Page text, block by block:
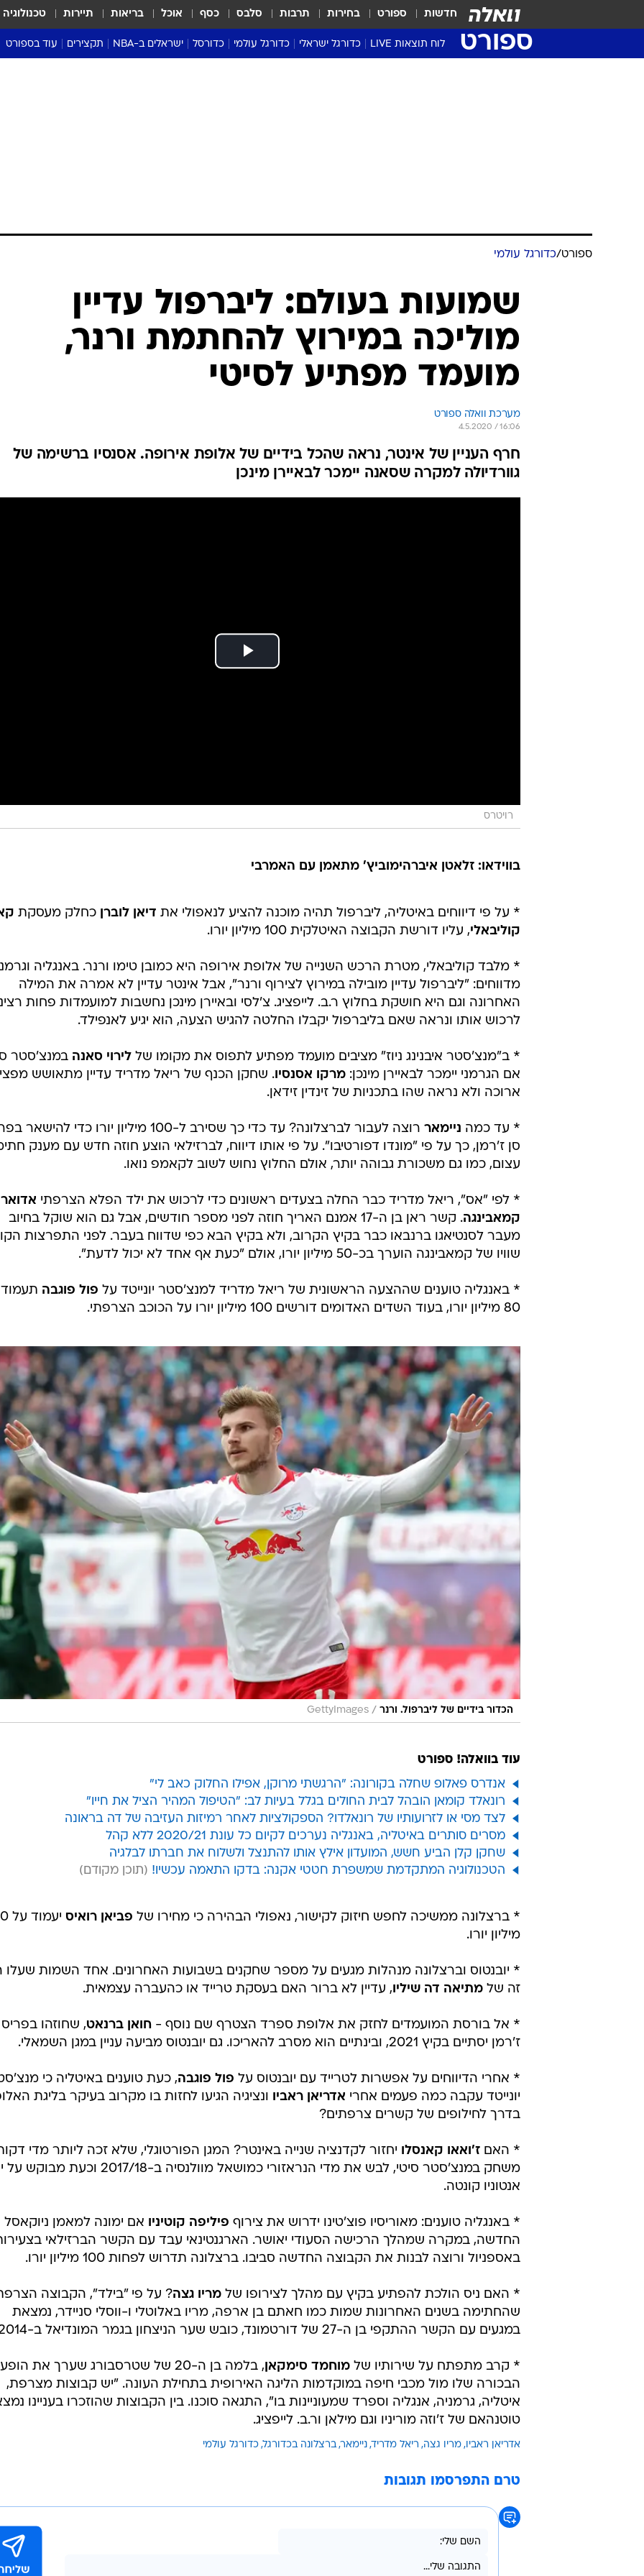
חדשות ספורט בחירות תרבות סלבס כסף אוכל בריאות תיירות טכנולוגיה
ספורט לוח תוצאות LIVE כדורגל ישראלי כדורגל עולמי כדורסל ישראלים ב-NBA תקצירים עוד בספורט
ספורט/כדורגל עולמי
שמועות בעולם: ליברפול עדיין
מוליכה במירוץ להחתמת ורנר,
מועמד מפתיע לסיטי
מערכת וואלה ספורט
4.5.2020 / 16:06
חרף העניין של אינטר, נראה שהכל בידיים של אלופת אירופה. אסנסיו ברשימה של
גוורדיולה למקרה שסאנה יימכר לבאיירן מינכן
רויטרס
בווידאו: זלאטן איברהימוביץ' מתאמן עם האמרבי
* על פי דיווחים באיטליה, ליברפול תהיה מוכנה להציע לנאפולי את דיאן לוברן כחלק מעסקת
קוליבאלי, עליו דורשת הקבוצה האיטלקית 100 מיליון יורו.
* מלבד קוליבאלי, מטרת הרכש השנייה של אלופת אירופה היא כמובן טימו ורנר. באנגליה
מדווחים: "ליברפול עדיין מובילה במירוץ לצירוף ורנר", אבל אינטר עדיין לא אמרה את המילה
האחרונה וגם היא חושקת בחלוץ ר.ב. לייפציג. צ'לסי ובאיירן מינכן נחשבות למועמדות פחות
לרכוש אותו ונראה שאם בליברפול יקבלו החלטה להגיש הצעה, הוא יגיע לאנפילד.
* ב"מנצ'סטר איבנינג ניוז" מציבים מועמד מפתיע לתפוס את מקומו של לירוי סאנה במנצ'סטר
אם הגרמני יימכר לבאיירן מינכן: מרקו אסנסיו. שחקן הכנף של ריאל מדריד עדיין מתאושש
ארוכה ולא נראה שהו בתכניות של זינדין זידאן.
* עד כמה ניימאר
רוצה לעבור לברצלונה? עד כדי כך שסירב ל-100 מיליון יורו כדי
סן ז'רמן, כך על פי "מונדו דפורטיבו". על פי אותו דיווח, לברזילאי הוצע חוזה חדש עם מענק
עצום, כמו גם משכורת גבוהה יותר, אולם החלוץ נחוש לשוב לקאמפ נואו.
* לפי "אס", ריאל מדריד כבר החלה בצעדים ראשונים כדי לרכוש את ילד הפלא הצרפתי
קמאבינגה
. קשר ראן בן ה-17 אמנם האריך חוזה לפני מספר חודשים, אבל גם הוא שוקל בחיוב
מעבר לסנטיאגו ברנבאו כבר בקיץ הקרוב, ולא בקיץ הבא כפי שדווח בעבר. לפני התפרצות
שוויו של קמאבינגה הוערך בכ-50 מיליון יורו, אולם "כעת אף אחד לא יכול לדעת".
* באנגליה טוענים שההצעה הראשונית של ריאל מדריד למנצ'סטר יונייטד על פול פוגבה
80 מיליון יורו, בעוד השדים האדומים דורשים 100 מיליון יורו על הכוכב הצרפתי.
הכדור בידיים של ליברפול. ורנר /
GettyImages
עוד בוואלה! ספורט
אנדרס פאלופ שחלה בקורונה: "הרגשתי מרוקן, אפילו החלוק כאב לי"
רונאלד קומאן הובהל לבית החולים בגלל בעיות לב: "הטיפול המהיר הציל את חייו"
לצד מסי או לזרועותיו של רונאלדו? הספקולציות לאחר רמיזות העזיבה של דה בראונה
מסרים סותרים באיטליה, באנגליה נערכים לקיום כל עונת 2020/21 ללא קהל
שחקן קלן הביע חשש, המועדון אילץ אותו להתנצל ולשלוח את חברתו לבלגיה
הטכנולוגיה המתקדמת שמשפרת חטטי אקנה: בדקו התאמה עכשיו!
* ברצלונה ממשיכה לחפש חיזוק לקישור, נאפולי הבהירה כי מחירו של פביאן רואיס
מיליון יורו.
* יובנטוס וברצלונה מנהלות מגעים על מספר שחקנים בשבועות האחרונים. אחד השמות שעלו
זה של מתיאה דה שיליו, עדיין לא ברור האם בעסקת טרייד או כהעברה עצמאית.
* אל בורסת המועמדים לחזק את אלופת ספרד הצטרף שם נוסף - חואן ברנאט, שחוזהו
ז'רמן יסתיים בקיץ 2021, ובינתיים הוא מסרב להאריכו. גם יובנטוס מביעה עניין במגן השמאלי.
* אחרי הדיווחים על אפשרות לטרייד עם יובנטוס על פול פוגבה, כעת טוענים באיטליה כי
יונייטד עקבה כמה פעמים אחרי אדריאן ראביו ונציגיה הגיעו לחזות בו מקרוב בעיקר בליגת
בדרך לחילופים של קשרים צרפתים?
* האם ז'ואאו קאנסלו יחזור לקדנציה שנייה באינטר? המגן הפורטוגלי, שלא זכה ליותר מדי
משחק במנצ'סטר סיטי, לבש את מדי הנראזורי כמושאל מוולנסיה ב-2017/18 וכעת
אנטוניו קונטה.
* באנגליה טוענים: מאוריסיו פוצ'טינו ידרוש את צירוף פיליפה קוטיניו אם ימונה למאמן ניוקאסל
החדשה, במקרה שמהלך הרכישה הסעודי יאושר. הארגנטינאי עבד עם הקשר הברזילאי
באספניול ורוצה לבנות את הקבוצה החדשה סביבו. ברצלונה תדרוש לפחות 100 מיליון יורו.
* האם ניס הולכת להפתיע בקיץ עם מהלך לצירופו של מריו גצה? על פי "בילד", הקבוצה
שהחתימה בשנים האחרונות שמות כמו חאתם בן ארפה, מריו באלוטלי ו-ווסלי סניידר, נמצאת
במגעים עם הקשר ההתקפי בן ה-27 של דורטמונד, כובש שער הניצחון בגמר המונדיאל ב-2014.
* קרב מתפתח על שירותיו של מוחמד סימקאן
, בלמה בן ה-20 של שטרסבורג שערך את
הבכורה שלו מול מכבי חיפה במוקדמות הליגה האירופית בתחילת העונה. "יש קבוצות מצרפת,
איטליה, גרמניה, אנגליה וספרד שמעוניינות בו", התגאה סוכנו. בין הקבוצות שהוזכרו בעניינו
טוטנהאם של ז'וזה מוריניו וגם מילאן ור.ב. לייפציג.
אדריאן ראביו מריו גצה ריאל מדריד ניימאר ברצלונה בכדורגל כדורגל עולמי
טרם התפרסמו תגובות